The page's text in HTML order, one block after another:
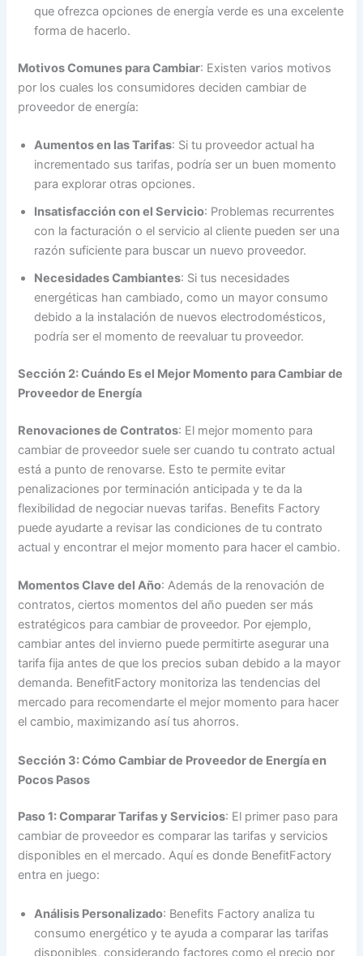
que ofrezca opciones de energía verde es una excelente
forma de hacerlo.
Motivos Comunes para Cambiar: Existen varios motivos
por los cuales los consumidores deciden cambiar de
proveedor de energía:
Aumentos en las Tarifas: Si tu proveedor actual ha
incrementado sus tarifas, podría ser un buen momento
para explorar otras opciones.
Insatisfacción con el Servicio: Problemas recurrentes
con la facturación o el servicio al cliente pueden ser una
razón suficiente para buscar un nuevo proveedor.
Necesidades Cambiantes: Si tus necesidades
energéticas han cambiado, como un mayor consumo
debido a la instalación de nuevos electrodomésticos,
podría ser el momento de reevaluar tu proveedor.
Sección 2: Cuándo Es el Mejor Momento para Cambiar de
Proveedor de Energía
Renovaciones de Contratos: El mejor momento para
cambiar de proveedor suele ser cuando tu contrato actual
está a punto de renovarse. Esto te permite evitar
penalizaciones por terminación anticipada y te da la
flexibilidad de negociar nuevas tarifas. Benefits Factory
puede ayudarte a revisar las condiciones de tu contrato
actual y encontrar el mejor momento para hacer el cambio.
Momentos Clave del Año: Además de la renovación de
contratos, ciertos momentos del año pueden ser más
estratégicos para cambiar de proveedor. Por ejemplo,
cambiar antes del invierno puede permitirte asegurar una
tarifa fija antes de que los precios suban debido a la mayor
demanda. BenefitFactory monitoriza las tendencias del
mercado para recomendarte el mejor momento para hacer
el cambio, maximizando así tus ahorros.
Sección 3: Cómo Cambiar de Proveedor de Energía en
Pocos Pasos
Paso 1: Comparar Tarifas y Servicios: El primer paso para
cambiar de proveedor es comparar las tarifas y servicios
disponibles en el mercado. Aquí es donde BenefitFactory
entra en juego:
Análisis Personalizado: Benefits Factory analiza tu
consumo energético y te ayuda a comparar las tarifas
disponibles, considerando factores como el precio por